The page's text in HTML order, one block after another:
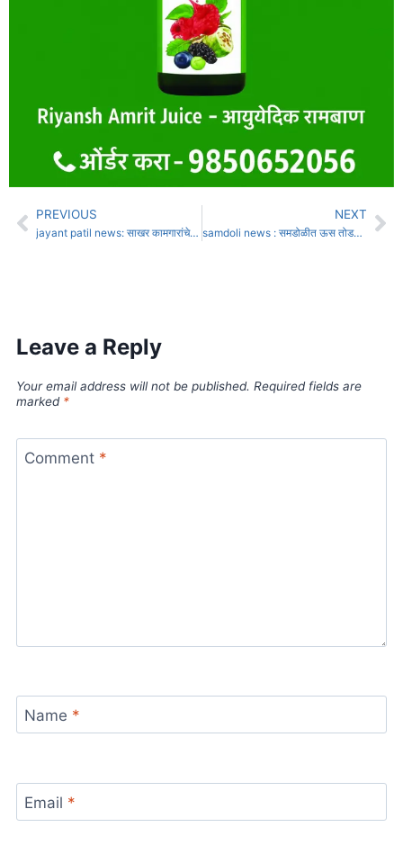
PREVIOUS
jayant patil news: साखर कामगारांचे जेष्ठ नेते शंकरराव रामचंद्र भोसले यांचे निधन
NEXT
samdoli news : समडोळीत ऊस तोडणी मजूर पुरविण्याच्या आमिषाने शेतकर्‍याला 12 लाखाचा गंडा
Leave a Reply
Your email address will not be published. Required fields are
marked *
Comment *
Name *
Email *